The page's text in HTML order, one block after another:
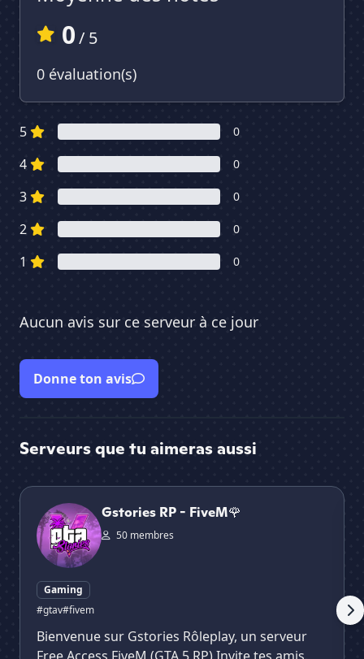
0/ 5
0 évaluation(s)
5 0
4 0
3 0
2 0
1 0
Aucun avis sur ce serveur à ce jour
Donne ton avis
Serveurs que tu aimeras aussi
Gstories RP - FiveM🌹
Gstories RP - FiveM🌹
50 membres
Gaming
#gtav#fivem
Bienvenue sur Gstories Rôleplay, un serveur